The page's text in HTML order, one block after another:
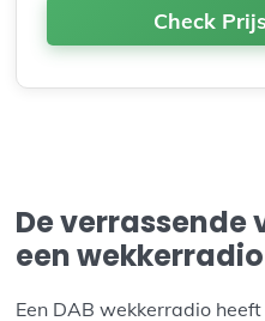
Check
De verrassende
een wekkerradio
Een DAB wekkerradio